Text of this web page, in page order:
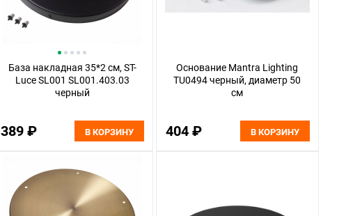
База накладная 35*2 см, ST-
Luce SL001 SL001.403.03
черный
389 ₽ В КОРЗИНУ
Основание Mantra Lighting
TU0494 черный, диаметр 50
см
404 ₽ В КОРЗИНУ